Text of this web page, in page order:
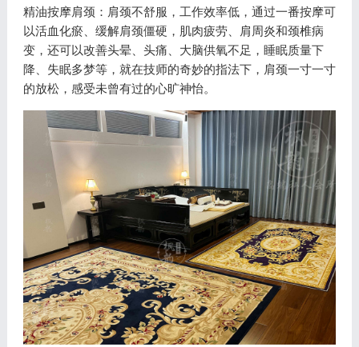
精油按摩肩颈：肩颈不舒服，工作效率低，通过一番按摩可
以活血化瘀、缓解肩颈僵硬，肌肉疲劳、肩周炎和颈椎病
变，还可以改善头晕、头痛、大脑供氧不足，睡眠质量下
降、失眠多梦等，就在技师的奇妙的指法下，肩颈一寸一寸
的放松，感受未曾有过的心旷神怡。